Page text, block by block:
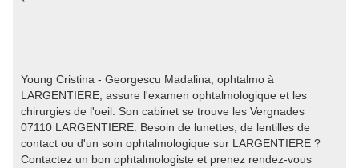
Young Cristina - Georgescu Madalina, ophtalmo à
LARGENTIERE, assure l'examen ophtalmologique et les
chirurgies de l'oeil. Son cabinet se trouve les Vergnades
07110 LARGENTIERE. Besoin de lunettes, de lentilles de
contact ou d'un soin ophtalmologique sur LARGENTIERE ?
Contactez un bon ophtalmologiste et prenez rendez-vous